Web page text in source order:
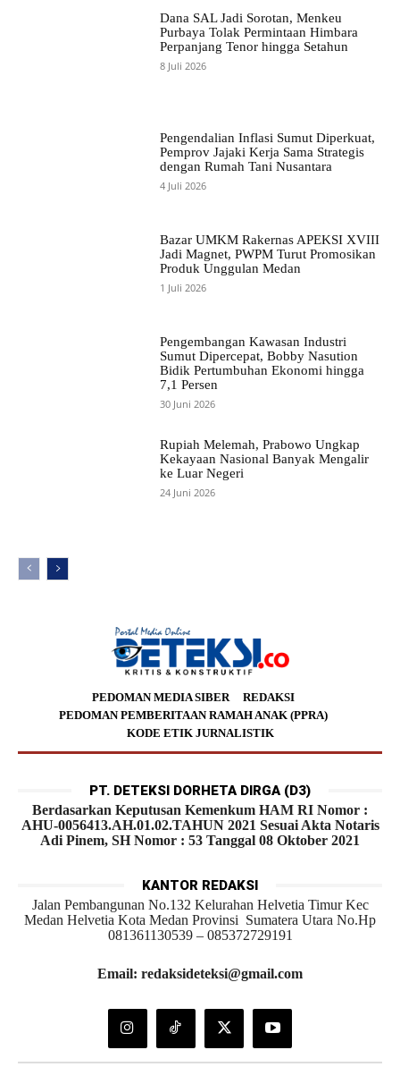
Dana SAL Jadi Sorotan, Menkeu
Purbaya Tolak Permintaan Himbara
Perpanjang Tenor hingga Setahun
8 Juli 2026
Pengendalian Inflasi Sumut Diperkuat,
Pemprov Jajaki Kerja Sama Strategis
dengan Rumah Tani Nusantara
4 Juli 2026
Bazar UMKM Rakernas APEKSI XVIII
Jadi Magnet, PWPM Turut Promosikan
Produk Unggulan Medan
1 Juli 2026
Pengembangan Kawasan Industri
Sumut Dipercepat, Bobby Nasution
Bidik Pertumbuhan Ekonomi hingga
7,1 Persen
30 Juni 2026
Rupiah Melemah, Prabowo Ungkap
Kekayaan Nasional Banyak Mengalir
ke Luar Negeri
24 Juni 2026
PEDOMAN MEDIA SIBER
REDAKSI
PEDOMAN PEMBERITAAN RAMAH ANAK (PPRA)
KODE ETIK JURNALISTIK
PT. DETEKSI DORHETA DIRGA (D3)
Berdasarkan Keputusan Kemenkum HAM RI Nomor :
AHU-0056413.AH.01.02.TAHUN 2021 Sesuai Akta Notaris
Adi Pinem, SH Nomor : 53 Tanggal 08 Oktober 2021
KANTOR REDAKSI
Jalan Pembangunan No.132 Kelurahan Helvetia Timur Kec
Medan Helvetia Kota Medan Provinsi Sumatera Utara No.Hp
081361130539 – 085372729191
Email: redaksideteksi@gmail.com